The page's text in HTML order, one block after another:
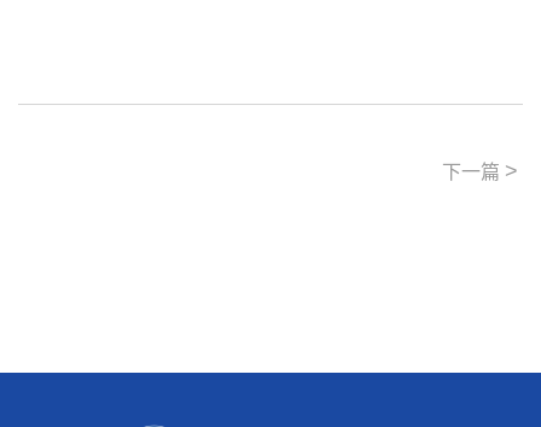
下一篇 >